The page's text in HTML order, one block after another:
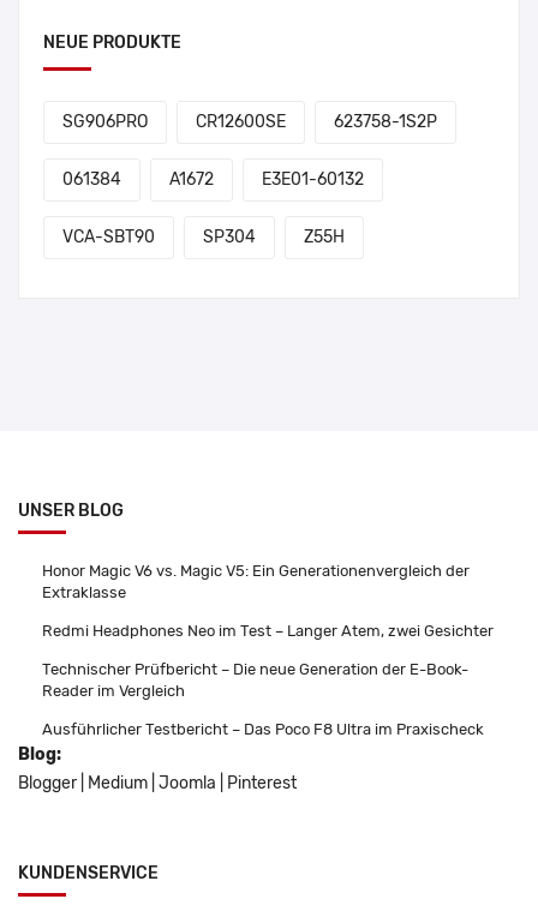
NEUE PRODUKTE
SG906PRO CR12600SE 623758-1S2P
061384 A1672 E3E01-60132
VCA-SBT90 SP304 Z55H
UNSER BLOG
Honor Magic V6 vs. Magic V5: Ein Generationenvergleich der
Extraklasse
Redmi Headphones Neo im Test – Langer Atem, zwei Gesichter
Technischer Prüfbericht – Die neue Generation der E-Book-
Reader im Vergleich
Ausführlicher Testbericht – Das Poco F8 Ultra im Praxischeck
Blog:
Blogger
Medium Joomla Pinterest
KUNDENSERVICE